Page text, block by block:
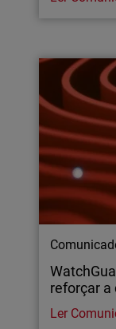
reforçar a
Ler